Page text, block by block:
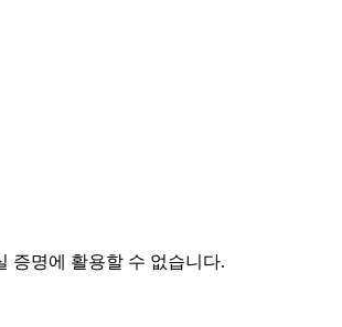
증명에 활용할 수 없습니다.